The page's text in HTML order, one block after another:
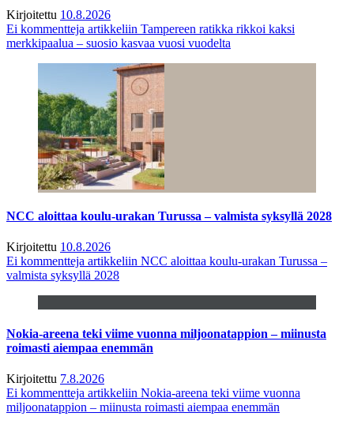
Kirjoitettu 10.8.2026
Ei kommentteja artikkeliin Tampereen ratikka rikkoi kaksi
merkkipaalua – suosio kasvaa vuosi vuodelta
NCC aloittaa koulu-urakan Turussa – valmista syksyllä 2028
Kirjoitettu 10.8.2026
Ei kommentteja artikkeliin NCC aloittaa koulu-urakan Turussa –
valmista syksyllä 2028
Nokia-areena teki viime vuonna miljoonatappion – miinusta
roimasti aiempaa enemmän
Kirjoitettu 7.8.2026
Ei kommentteja artikkeliin Nokia-areena teki viime vuonna
miljoonatappion – miinusta roimasti aiempaa enemmän